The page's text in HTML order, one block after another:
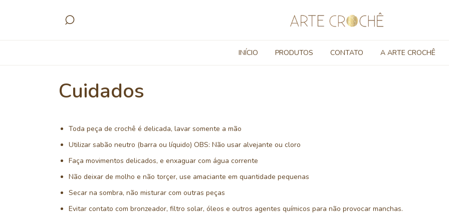
INÍCIO PRODUTOS CONTATO A ARTE CROCHÊ
Cuidados
Toda peça de crochê é delicada, lavar somente a mão
Utilizar sabão neutro (barra ou líquido) OBS: Não usar alvejante ou cloro
Faça movimentos delicados, e enxaguar com água corrente
Não deixar de molho e não torçer, use amaciante em quantidade pequenas
Secar na sombra, não misturar com outras peças
Evitar contato com bronzeador, filtro solar, óleos e outros agentes químicos para não provocar manchas.